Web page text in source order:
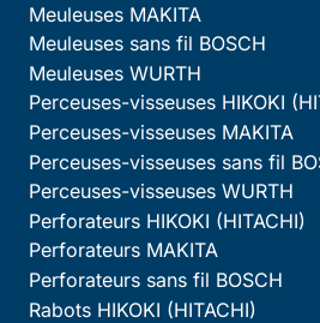
Meuleuses MAKITA
Meuleuses sans fil BOSCH
Meuleuses WURTH
Perceuses-visseuses HIKOKI
Perceuses-visseuses MAKITA
Perceuses-visseuses sans fil
Perceuses-visseuses WURTH
Perforateurs HIKOKI (HITACHI)
Perforateurs MAKITA
Perforateurs sans fil BOSCH
Rabots HIKOKI (HITACHI)